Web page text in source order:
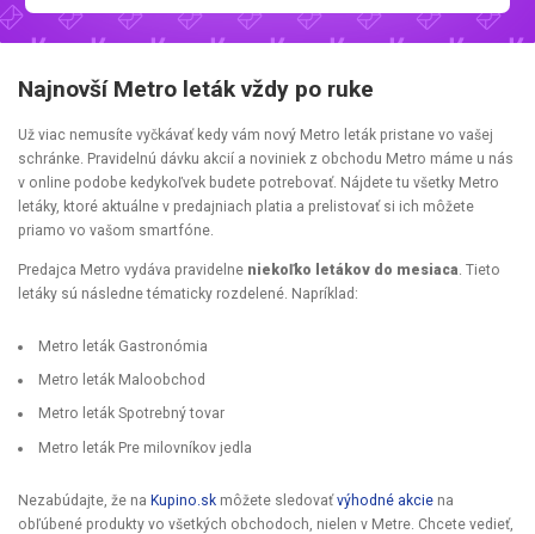
Najnovší Metro leták vždy po ruke
Už viac nemusíte vyčkávať kedy vám nový Metro leták pristane vo vašej
schránke. Pravidelnú dávku akcií a noviniek z obchodu Metro máme u nás
v online podobe kedykoľvek budete potrebovať. Nájdete tu všetky Metro
letáky, ktoré aktuálne v predajniach platia a prelistovať si ich môžete
priamo vo vašom smartfóne.
Predajca Metro vydáva pravidelne niekoľko letákov do mesiaca . Tieto
letáky sú následne tématicky rozdelené. Napríklad:
Metro leták Gastronómia
Metro leták Maloobchod
Metro leták Spotrebný tovar
Metro leták Pre milovníkov jedla
Nezabúdajte, že na Kupino.sk môžete sledovaťvýhodné akcie na
obľúbené produkty vo všetkých obchodoch, nielen v Metre. Chcete vedieť,